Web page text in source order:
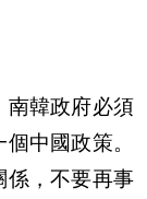
南韓政府必須
中國政策。
係，不要再事